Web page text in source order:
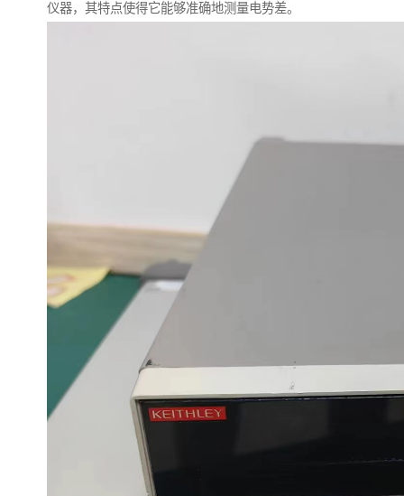
仪器，其特点使得它能够准确地测量电势差。